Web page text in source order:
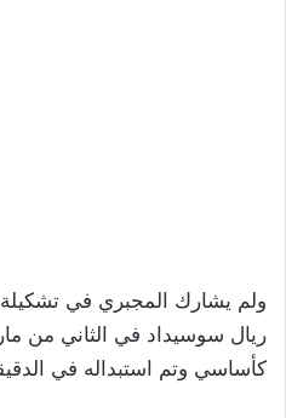
ولم يشارك المجبري في تشكيلة
كأساسي وتم استبداله في الدقيقة 53 بزميله